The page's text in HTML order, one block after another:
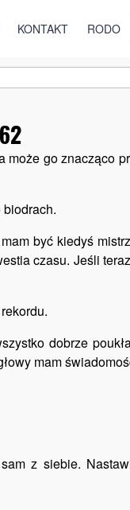
KONTAKT RODO
może go znacząco
być kiedyś
czasu. Jeśli
dobrze
mam
z siebie.